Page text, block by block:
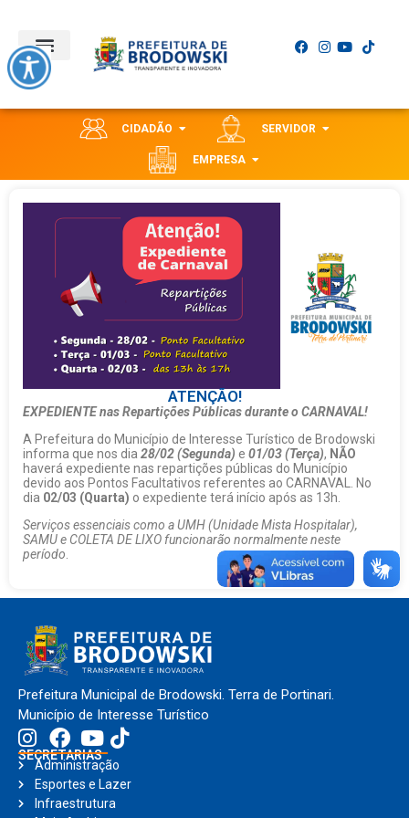
CIDADÃO SERVIDOR
EMPRESA
ATENÇÃO!
EXPEDIENTE nas Repartições Públicas durante o CARNAVAL!
A Prefeitura do Município de Interesse Turístico de Brodowski
informa que nos dia 28/02 (Segunda) e 01/03 (Terça), NÃO
haverá expediente nas repartições públicas do Município
devido aos Pontos Facultativos referentes ao CARNAVAL. No
dia 02/03 (Quarta) o expediente terá início após as 13h.
Serviços essenciais como a UMH (Unidade Mista Hospitalar),
SAMU e COLETA DE LIXO funcionarão normalmente neste
período.
Prefeitura Municipal de Brodowski. Terra de Portinari.
Município de Interesse Turístico
SECRETARIAS
Administração
Esportes e Lazer
Infraestrutura